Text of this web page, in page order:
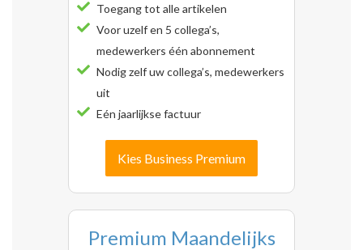
Toegang tot alle artikelen
Voor uzelf en 5 collega’s,
medewerkers één abonnement
Nodig zelf uw collega’s, medewerkers
uit
Eén jaarlijkse factuur
Kies Business Premium
Premium Maandelijks